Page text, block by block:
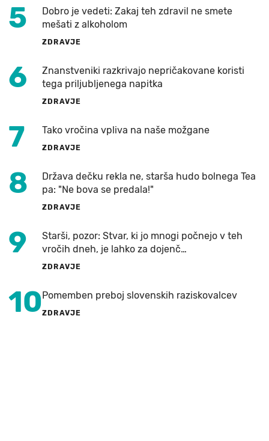
5
Dobro je vedeti: Zakaj teh zdravil ne smete
mešati z alkoholom
ZDRAVJE
6
Znanstveniki razkrivajo nepričakovane koristi
tega priljubljenega napitka
ZDRAVJE
7 Tako vročina vpliva na naše možgane
ZDRAVJE
8
Država dečku rekla ne, starša hudo bolnega Tea
pa: "Ne bova se predala!"
ZDRAVJE
9
Starši, pozor: Stvar, ki jo mnogi počnejo v teh
vročih dneh, je lahko za dojenč…
ZDRAVJE
10Pomemben preboj slovenskih raziskovalcev
ZDRAVJE